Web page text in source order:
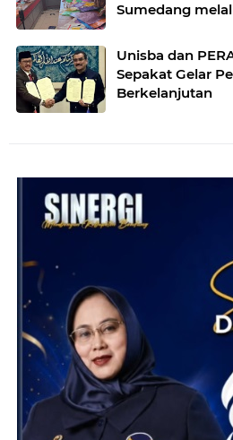
Sumedang
Unisba dan
Sepakat Gelar
Berkelanjutan